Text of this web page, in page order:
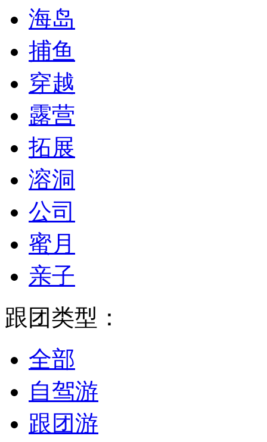
海岛
捕鱼
穿越
露营
拓展
溶洞
公司
蜜月
亲子
跟团类型：
全部
自驾游
跟团游